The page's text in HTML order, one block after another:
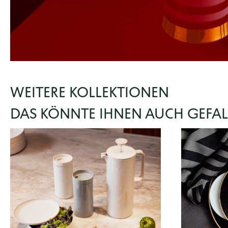
WEITERE KOLLEKTIONEN
DAS KÖNNTE IHNEN AUCH